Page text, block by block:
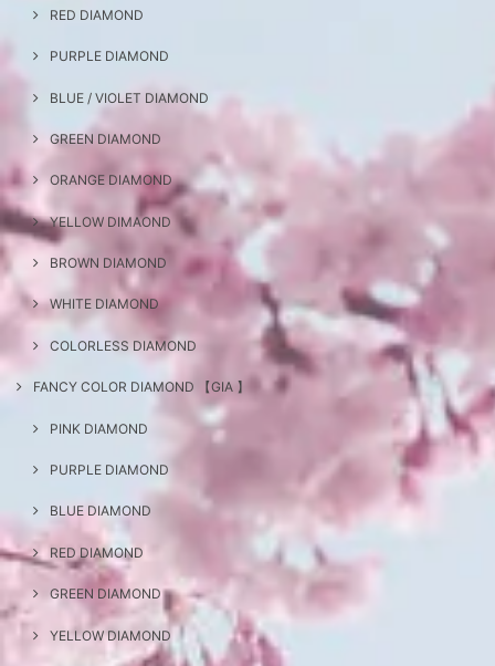
RED DIAMOND
PURPLE DIAMOND
BLUE / VIOLET DIAMOND
GREEN DIAMOND
ORANGE DIAMOND
YELLOW DIMAOND
BROWN DIAMOND
WHITE DIAMOND
COLORLESS DIAMOND
FANCY COLOR DIAMOND 【GIA 】
PINK DIAMOND
PURPLE DIAMOND
BLUE DIAMOND
RED DIAMOND
GREEN DIAMOND
YELLOW DIAMOND